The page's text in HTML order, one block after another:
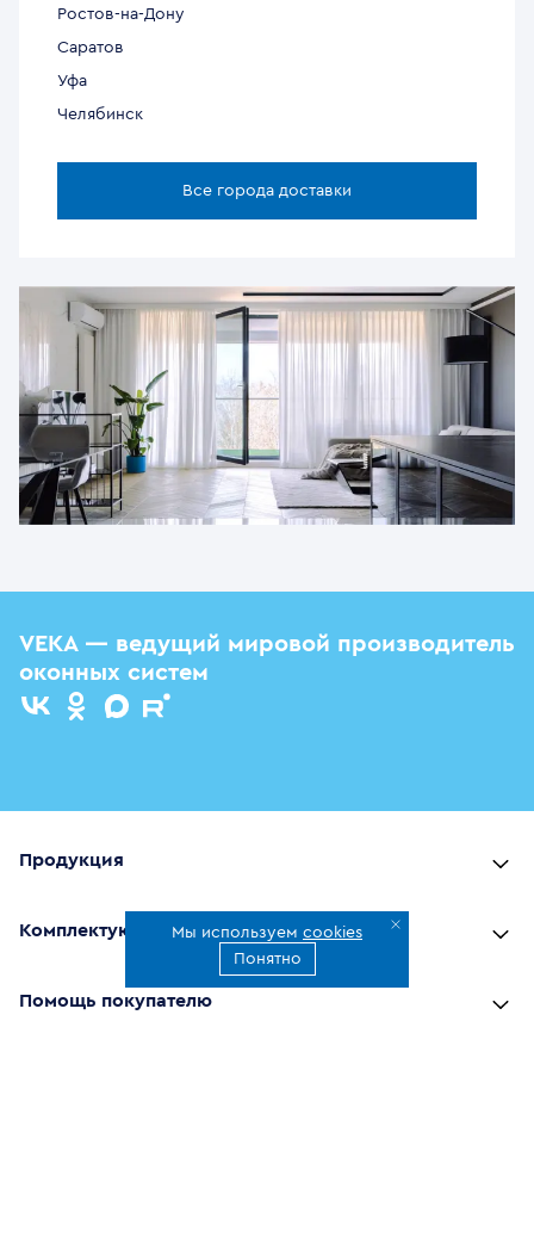
Ростов-на-Дону
Саратов
Уфа
Челябинск
Все города доставки
Мы используем cookies
Понятно
VEKA — ведущий мировой производитель
оконных систем
Продукция
Комплектующие
Помощь покупателю